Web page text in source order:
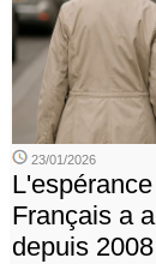
23/01/2026
Français a
depuis 2008